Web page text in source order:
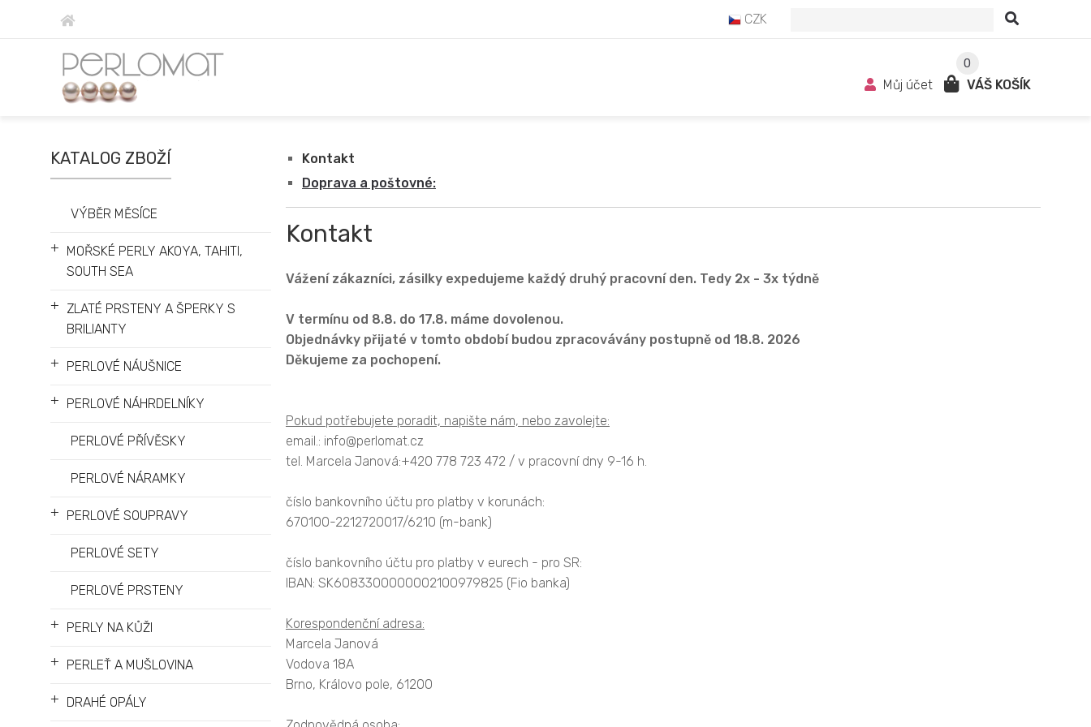
CZK
0
Můj účet VÁŠ KOŠÍK
KATALOG ZBOŽÍ
VÝBĚR MĚSÍCE
+ MOŘSKÉ PERLY AKOYA, TAHITI,
SOUTH SEA
+ ZLATÉ PRSTENY A ŠPERKY S
BRILIANTY
+ PERLOVÉ NÁUŠNICE
+ PERLOVÉ NÁHRDELNÍKY
PERLOVÉ PŘÍVĚSKY
PERLOVÉ NÁRAMKY
+ PERLOVÉ SOUPRAVY
PERLOVÉ SETY
PERLOVÉ PRSTENY
+ PERLY NA KŮŽI
+ PERLEŤ A MUŠLOVINA
+ DRAHÉ OPÁLY
Kontakt
Doprava a poštovné:
Kontakt
Vážení zákazníci, zásilky expedujeme každý druhý pracovní den. Tedy 2x - 3x týdně
V termínu od 8.8. do 17.8. máme dovolenou.
Objednávky přijaté v tomto období budou zpracovávány postupně od 18.8. 2026
Děkujeme za pochopení.
Pokud potřebujete poradit, napište nám, nebo zavolejte:
email.: info@perlomat.cz
tel. Marcela Janová:+420 778 723 472 / v pracovní dny 9-16 h.
číslo bankovního účtu pro platby v korunách:
670100-2212720017/6210 (m-bank)
číslo bankovního účtu pro platby v eurech - pro SR:
IBAN: SK6083300000002100979825 (Fio banka)
Korespondenční adresa:
Marcela Janová
Vodova 18A
Brno, Královo pole, 61200